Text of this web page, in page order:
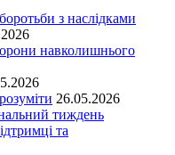
з наслідками
навколишнього
26.05.2026
тиждень
та